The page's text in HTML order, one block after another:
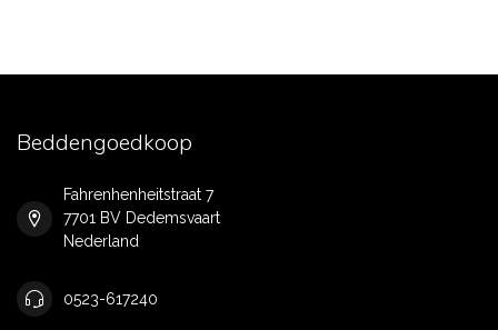
Beddengoedkoop
Fahrenhenheitstraat 7
7701 BV Dedemsvaart
Nederland
0523-617240